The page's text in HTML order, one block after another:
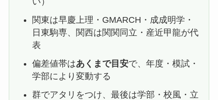
関東は早慶上理・GMARCH・成成明学・
日東駒専、関西は関関同立・産近甲龍が代
表
偏差値帯はあくまで目安で、年度・模試・
学部により変動する
群でアタリをつけ、最後は学部・校風・立